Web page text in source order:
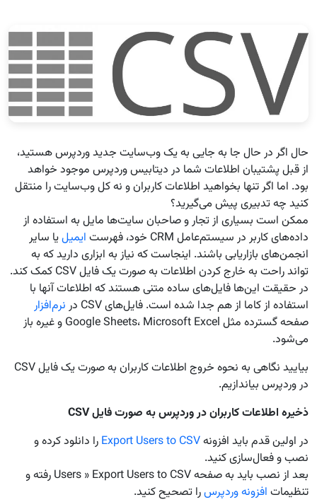
حال اگر در حال جا به جایی به یک وب‌سایت جدید وردپرس هستید،
از قبل پشتیبان اطلاعات شما در دیتابیس وردپرس موجود خواهد
بود. اما اگر تنها بخواهید اطلاعات کاربران و نه کل وب‌سایت را منتقل
کنید چه تدبیری پیش می‌گیرید؟
ممکن است بسیاری از تجار و صاحبان سایت‌ها مایل به استفاده از
داده‌های کاربر در سیستم‌عامل CRM خود، فهرست
ایمیل‌یا سایر
انجمن‌های بازاریابی باشند. اینجاست که نیاز به ابزاری دارید که به
تواند راحت به خارج کردن اطلاعات به صورت یک فایل CSV کمک کند.
در حقیقت این‌ها فایل‌های ساده متنی هستند که اطلاعات آنها با
استفاده از کاما از هم جدا شده است. فایل‌های CSV در
نرم‌افزار
صفحه گسترده مثل Google Sheets، Microsoft Excel و غیره باز
می‌شود.
بیایید نگاهی به نحوه خروج اطلاعات کاربران به صورت یک فایل CSV
در وردپرس بیاندازیم.
ذخیره اطلاعات کاربران در وردپرس به صورت فایلCSV
در اولین قدم باید افزونهExport Users to CSV را دانلود کرده و
نصب و فعال‌سازی کنید.
بعد از نصب باید به صفحه Users » Export Users to CSV رفته و
تنظیمات افزونه وردپرسرا تصحیح کنید.